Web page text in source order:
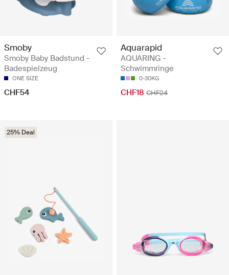
Smoby
Smoby Baby Badstund -
Badespielzeug
ONE SIZE
CHF54
Aquarapid
AQUARING -
Schwimmringe
0-30KG
CHF18 CHF24
25% Deal